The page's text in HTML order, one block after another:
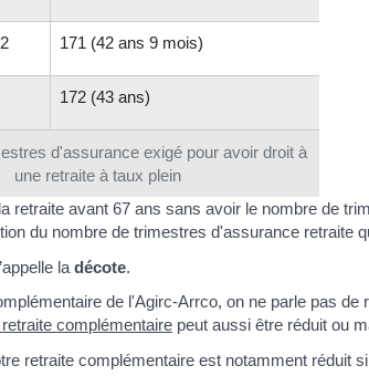
d'assurance exigé pour avoir droit à
une retraite à taux plein
171 (42 ans 9 mois)
172 (43 ans)
retraite avant 67 ans sans avoir le nombre de
du nombre de trimestres d'assurance retraite
la décote.
de l'Agirc-Arrco, on ne parle pas
complémentaire peut aussi être réduit ou
retraite complémentaire est notamment réduit